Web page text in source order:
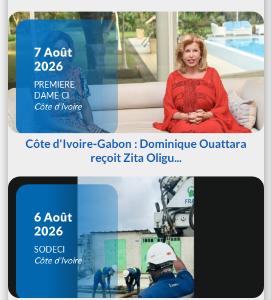
7 Août
2026
PREMIERE
DAME CI
Côte d'Ivoire
Côte d'Ivoire-Gabon : Dominique Ouattara
reçoit Zita Oligu...
6 Août
2026
SODECI
Côte d'Ivoire